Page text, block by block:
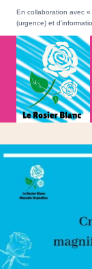
Veuillez
noter
site
Web
comprend
un
système
d'accessibilité.
Aller
contenu
En collaboration avec
(urgence) et